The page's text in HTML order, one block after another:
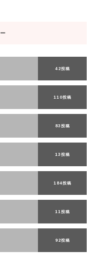
42投稿
110投稿
83投稿
13投稿
184投稿
11投稿
92投稿